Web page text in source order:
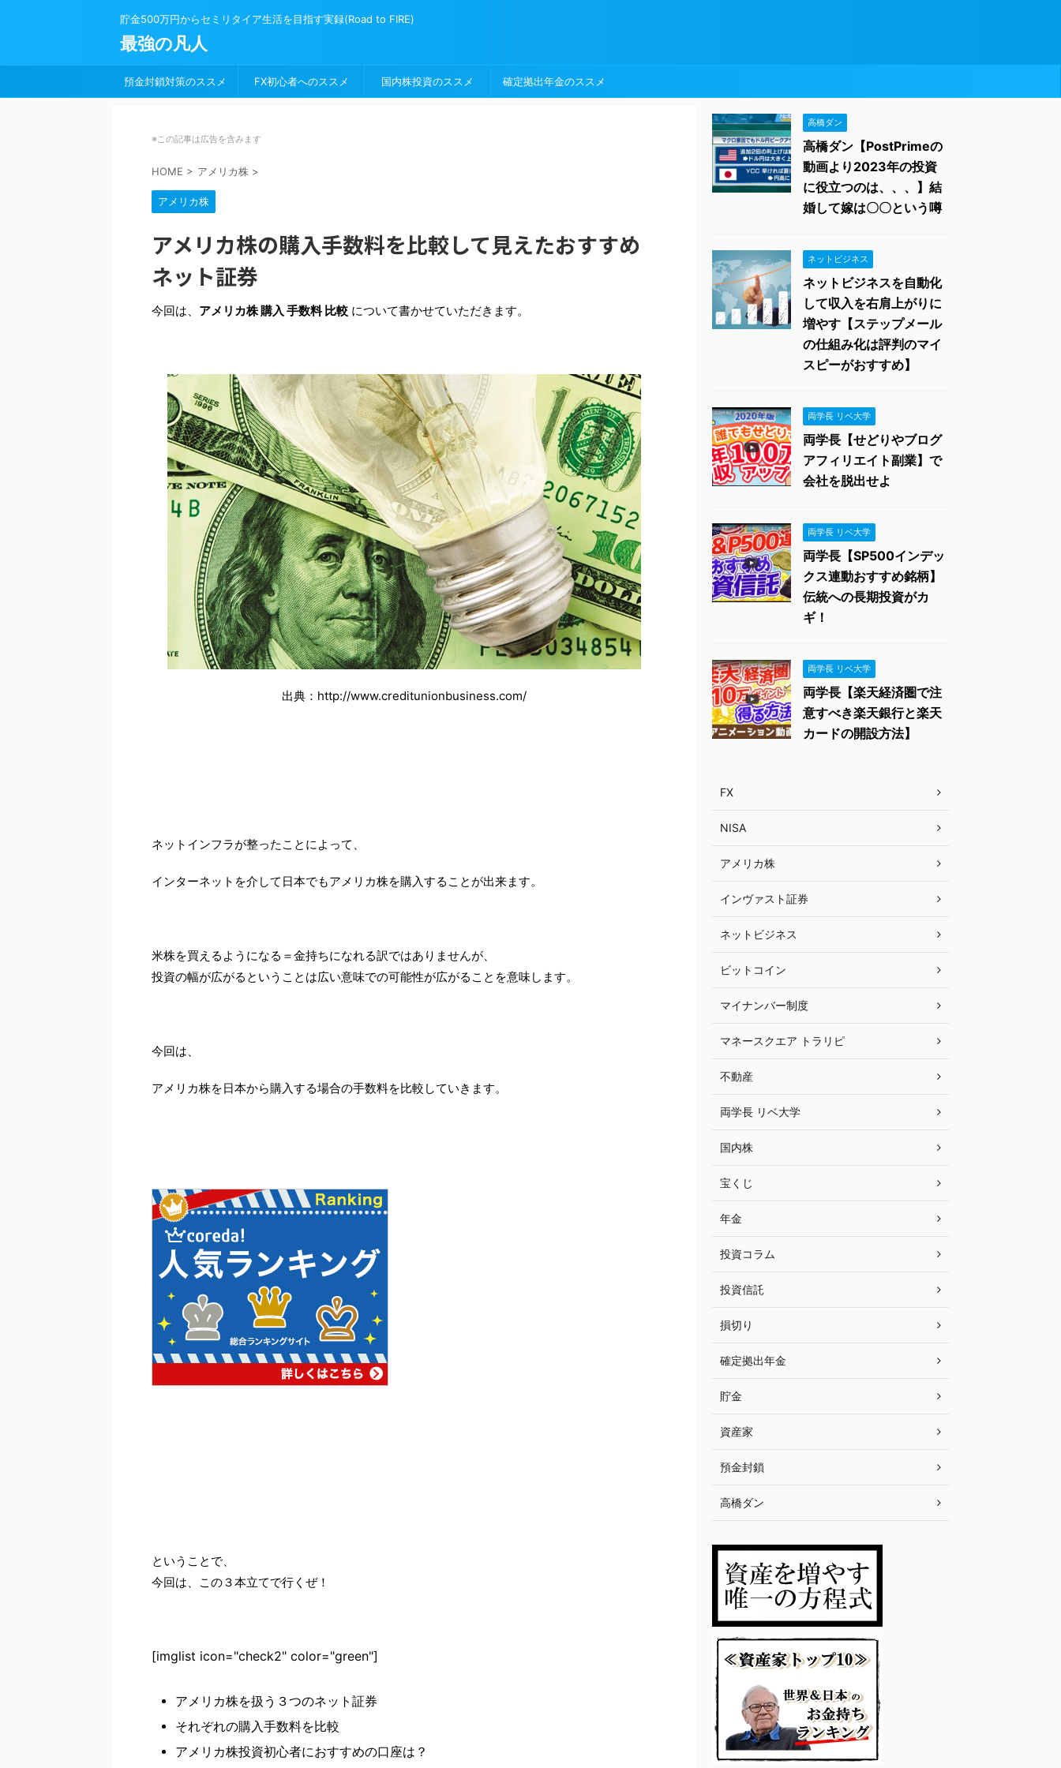
貯金500万円からセミリタイア生活を目指す実録(Road to FIRE)
最強の凡人
預金封鎖対策のススメ FX初心者へのススメ 国内株投資のススメ 確定拠出年金のススメ
※この記事は広告を含みます
HOME > アメリカ株 >
アメリカ株
アメリカ株の購入手数料を比較して見えたおすすめ
ネット証券
今回は、 アメリカ株 購入 手数料 比較 について書かせていただきます。
出典：http://www.creditunionbusiness.com/
ネットインフラが整ったことによって、
インターネットを介して日本でもアメリカ株を購入することが出来ます。
米株を買えるようになる＝金持ちになれる訳ではありませんが、
投資の幅が広がるということは広い意味での可能性が広がることを意味します。
今回は、
アメリカ株を日本から購入する場合の手数料を比較していきます。
ということで、
今回は、この３本立てで行くぜ！
[imglist icon="check2" color="green"]
アメリカ株を扱う３つのネット証券
それぞれの購入手数料を比較
アメリカ株投資初心者におすすめの口座は？
高橋ダン
高橋ダン【PostPrimeの
動画より2023年の投資
に役立つのは、、、】結
婚して嫁は〇〇という噂
ネットビジネス
ネットビジネスを自動化
して収入を右肩上がりに
増やす【ステップメール
の仕組み化は評判のマイ
スピーがおすすめ】
両学長 リベ大学
両学長【せどりやブログ
アフィリエイト副業】で
会社を脱出せよ
両学長 リベ大学
両学長【SP500インデッ
クス連動おすすめ銘柄】
伝統への長期投資がカ
ギ！
両学長 リベ大学
両学長【楽天経済圏で注
意すべき楽天銀行と楽天
カードの開設方法】
FX
NISA
アメリカ株
インヴァスト証券
ネットビジネス
ビットコイン
マイナンバー制度
マネースクエア トラリピ
不動産
両学長 リベ大学
国内株
宝くじ
年金
投資コラム
投資信託
損切り
確定拠出年金
貯金
資産家
預金封鎖
高橋ダン